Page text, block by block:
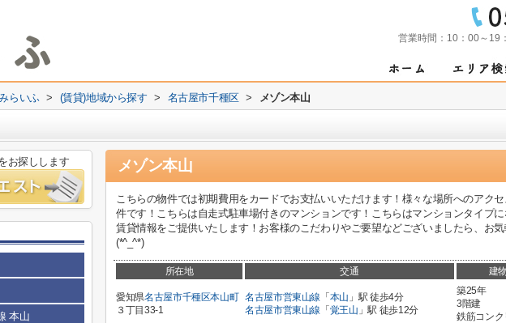
営業時間： 10：00～19
らいふ > (賃貸)地域から探す > 名古屋市千種区 > メゾン本山
メゾン本山
こちらの物件では初期費用をカードでお支払いいただけます！様々な場所へのアク
件です！こちらは自走式駐車場付きのマンションです！こちらはマンションタイプ
賃貸情報をご提供いたします！お客様のこだわりやご要望などございましたら、お
(*^_^*)
所在地 交通 建物
愛知県名古屋市千種区本山町
３丁目33-1
名古屋市営東山線 「 本山 」駅 徒歩4分
名古屋市営東山線 「 覚王山 」駅 徒歩12分
築25年
3階建
鉄筋コンク
お探しします
本山